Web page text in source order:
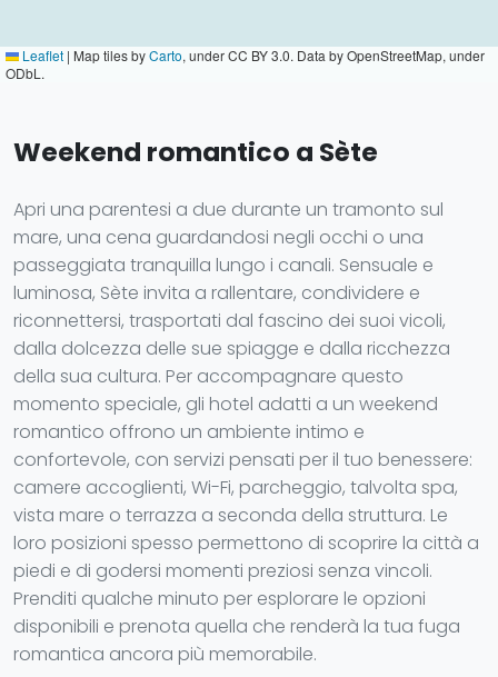
Leaflet | Map tiles byCarto, under CC BY 3.0. Data by OpenStreetMap, under
ODbL.
Weekend romantico a Sète
Apri una parentesi a due durante un tramonto sul
mare, una cena guardandosi negli occhi o una
passeggiata tranquilla lungo i canali. Sensuale e
luminosa, Sète invita a rallentare, condividere e
riconnettersi, trasportati dal fascino dei suoi vicoli,
dalla dolcezza delle sue spiagge e dalla ricchezza
della sua cultura. Per accompagnare questo
momento speciale, gli hotel adatti a un weekend
romantico offrono un ambiente intimo e
confortevole, con servizi pensati per il tuo benessere:
camere accoglienti, Wi-Fi, parcheggio, talvolta spa,
vista mare o terrazza a seconda della struttura. Le
loro posizioni spesso permettono di scoprire la città a
piedi e di godersi momenti preziosi senza vincoli.
Prenditi qualche minuto per esplorare le opzioni
disponibili e prenota quella che renderà la tua fuga
romantica ancora più memorabile.